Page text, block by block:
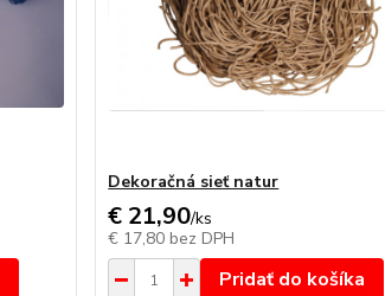
Dekoračná sieť natur
€ 21,90/ks
€ 17,80 bez DPH
Pridať do košíka